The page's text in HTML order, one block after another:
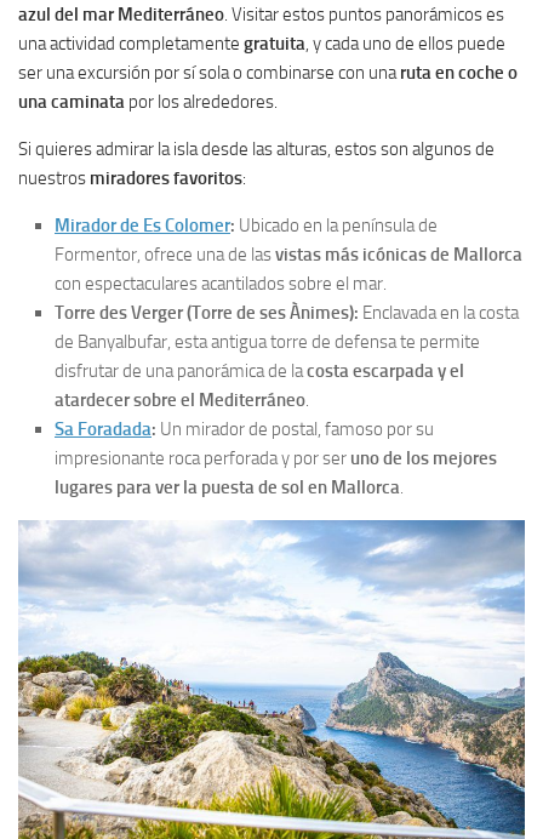
azul del mar Mediterráneo . Visitar estos puntos panorámicos es
una actividad completamente gratuita , y cada uno de ellos puede
ser una excursión por sí sola o combinarse con una ruta en coche o
una caminata por los alrededores.
Si quieres admirar la isla desde las alturas, estos son algunos de
nuestros miradores favoritos:
Mirador de Es Colomer: Ubicado en la península de
Formentor, ofrece una de lasvistas más icónicas de Mallorca
con espectaculares acantilados sobre el mar.
Torre des Verger (Torre de ses Ànimes): Enclavada en la costa
de Banyalbufar, esta antigua torre de defensa te permite
disfrutar de una panorámica de lacosta escarpada y el
atardecer sobre el Mediterráneo
Sa Foradada: Un mirador de postal, famoso por su
impresionante roca perforada y por ser uno de los mejores
lugares para ver la puesta de sol en Mallorca